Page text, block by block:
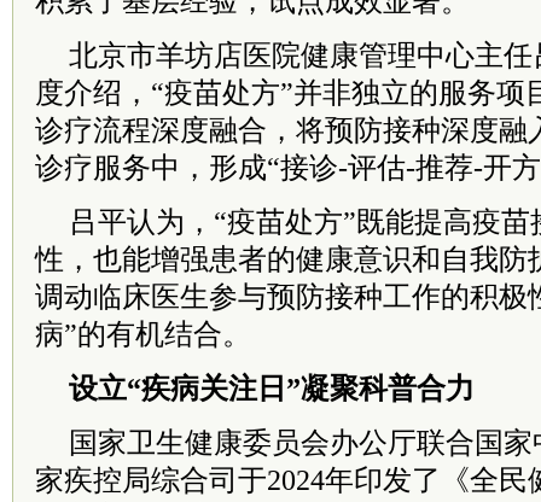
北京市羊坊店医院健康管理中心主
度介绍，“疫苗处方”并非独立的服务项
诊疗流程深度融合，将预防接种深度融
诊疗服务中，形成“接诊-评估-推荐-开
吕平认为，“疫苗处方”既能提高疫
性，也能增强患者的健康意识和自我防
调动临床医生参与预防接种工作的积极
病”的有机结合。
设立“疾病关注日”凝聚科普合力
国家卫生健康委员会办公厅联合国
家疾控局综合司于2024年印发了《全